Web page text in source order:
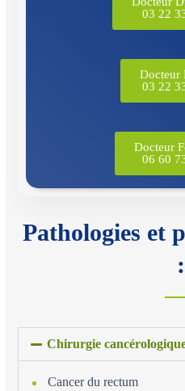
03 22
Docteur
03 22
Docteur
06 60
Pathologies et
:
Chirurgie
Cancer du rectum